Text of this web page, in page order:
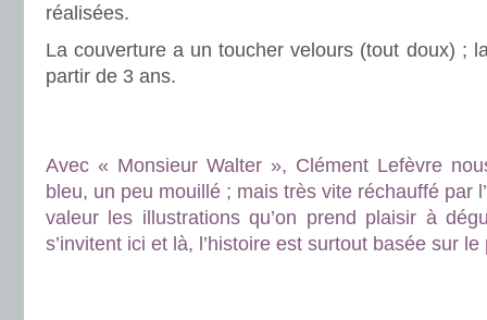
réalisées.
La couverture a un toucher velours (tout doux) ;
partir de 3 ans.
Avec « Monsieur Walter », Clément Lefèvre
bleu, un peu mouillé ; mais très vite réchauffé par
valeur les illustrations qu’on prend plaisir à
s’invitent ici et là, l’histoire est surtout basée sur